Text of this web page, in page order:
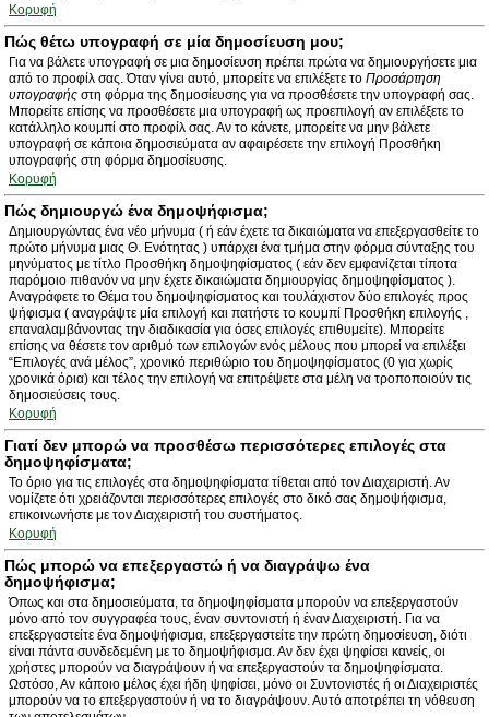
Κορυφή
Πώς θέτω υπογραφή σε μία δημοσίευση μου;
Για να βάλετε υπογραφή σε μια δημοσίευση πρέπει πρώτα να δημιουργήσετε μια
από το προφίλ σας. Όταν γίνει αυτό, μπορείτε να επιλέξετε το Προσάρτηση
υπογραφής στη φόρμα της δημοσίευσης για να προσθέσετε την υπογραφή σας.
Μπορείτε επίσης να προσθέσετε μια υπογραφή ως προεπιλογή αν επιλέξετε το
κατάλληλο κουμπί στο προφίλ σας. Αν το κάνετε, μπορείτε να μην βάλετε
υπογραφή σε κάποια δημοσιεύματα αν αφαιρέσετε την επιλογή Προσθήκη
υπογραφής στη φόρμα δημοσίευσης.
Κορυφή
Πώς δημιουργώ ένα δημοψήφισμα;
Δημιουργώντας ένα νέο μήνυμα ( ή εάν έχετε τα δικαιώματα να επεξεργασθείτε το
πρώτο μήνυμα μιας Θ. Ενότητας ) υπάρχει ένα τμήμα στην φόρμα σύνταξης του
μηνύματος με τίτλο Προσθήκη δημοψηφίσματος ( εάν δεν εμφανίζεται τίποτα
παρόμοιο πιθανόν να μην έχετε δικαιώματα δημιουργίας δημοψηφίσματος ).
Αναγράφετε το Θέμα του δημοψηφίσματος και τουλάχιστον δύο επιλογές προς
ψήφισμα ( αναγράψτε μία επιλογή και πατήστε το κουμπί Προσθήκη επιλογής ,
επαναλαμβάνοντας την διαδικασία για όσες επιλογές επιθυμείτε). Μπορείτε
επίσης να θέσετε τον αριθμό των επιλογών ενός μέλους που μπορεί να επιλέξει
“Επιλογές ανά μέλος”, χρονικό περιθώριο του δημοψηφίσματος (0 για χωρίς
χρονικά όρια) και τέλος την επιλογή να επιτρέψετε στα μέλη να τροποποιούν τις
δημοσιεύσεις τους.
Κορυφή
Γιατί δεν μπορώ να προσθέσω περισσότερες επιλογές στα
δημοψηφίσματα;
Το όριο για τις επιλογές στα δημοψηφίσματα τίθεται από τον Διαχειριστή. Αν
νομίζετε ότι χρειάζονται περισσότερες επιλογές στο δικό σας δημοψήφισμα,
επικοινωνήστε με τον Διαχειριστή του συστήματος.
Κορυφή
Πώς μπορώ να επεξεργαστώ ή να διαγράψω ένα
δημοψήφισμα;
Όπως και στα δημοσιεύματα, τα δημοψηφίσματα μπορούν να επεξεργαστούν
μόνο από τον συγγραφέα τους, έναν συντονιστή ή έναν Διαχειριστή. Για να
επεξεργαστείτε ένα δημοψήφισμα, επεξεργαστείτε την πρώτη δημοσίευση, διότι
είναι πάντα συνδεδεμένη με το δημοψήφισμα. Αν δεν έχει ψηφίσει κανείς, οι
χρήστες μπορούν να διαγράψουν ή να επεξεργαστούν τα δημοψηφίσματα.
Ωστόσο, Αν κάποιο μέλος έχει ήδη ψηφίσει, μόνο οι Συντονιστές ή οι Διαχειριστές
μπορούν να το επεξεργαστούν ή να το διαγράψουν. Αυτό αποτρέπει τη νόθευση